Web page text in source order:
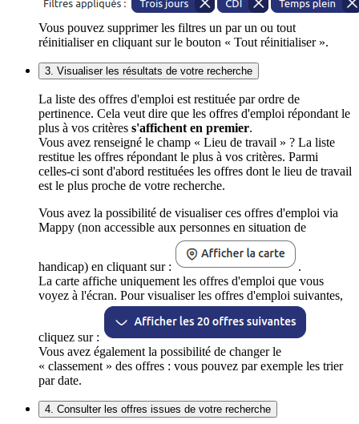
Vous pouvez supprimer les filtres un par un ou tout
réinitialiser en cliquant sur le bouton « Tout réinitialiser ».
3. Visualiser les résultats de votre recherche
La liste des offres d'emploi est restituée par ordre de
pertinence. Cela veut dire que les offres d'emploi répondant le
plus à vos critères s'affichent en premier.
Vous avez renseigné le champ « Lieu de travail » ? La liste
restitue les offres répondant le plus à vos critères. Parmi
celles-ci sont d'abord restituées les offres dont le lieu de travail
est le plus proche de votre recherche.
Vous avez la possibilité de visualiser ces offres d'emploi via
Mappy (non accessible aux personnes en situation de
handicap) en cliquant sur :
.
La carte affiche uniquement les offres d'emploi que vous
voyez à l'écran. Pour visualiser les offres d'emploi suivantes,
cliquez sur :
Vous avez également la possibilité de changer le
« classement » des offres : vous pouvez par exemple les trier
par date.
4. Consulter les offres issues de votre recherche